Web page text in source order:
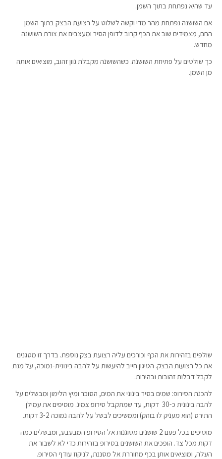
עד שהיא נפתחת בתוך השמן.
אם השושנה נפתחת מהר מדי וקשה לשלוט על רצועת הבצק בתוך השמן
החם, מצמידים שוב את הכף קרוב לדופן הסיר ומעצבים את צורת השושנה
מחדש.
כך שולטים על פתיחת השושנה. כשהשושנה מקבלת גוון זהוב, מוציאים אותה
מן השמן.
שולפים בזהירות את הכף וכורכים עליה רצועת בצק נוספת. בדרך זו מטגנים
את כל רצועות הבצק. הטיגון חייב להיעשות על להבה בינונית-נמוכה, על מנת
לקבל דבלות זהובות ובהירות.
להכנת הסירופ: שמים בסיר בינוני את המים, הסוכר ומיץ הלימון ומבשלים על
להבה בינונית כ-30 דקות, עד שמתקבל סירופ צמיג. מוסיפים את עמילן
התירס (הוא מעניק לו בוהק) וממשיכים לבשל על להבה נמוכה 3-2 דקות.
מוסיפים בכל פעם 2 שושנים מטוגנות אל הסירופ המבעבע, ומבשלים כמה
דקות מכל צד. הופכים את השושנים בסירופ בזהירות כדי לא לשבור את
העלה, ומוציאים אותן בכף מחוררת אל מסננת, לניקוז עודף הסירופ.